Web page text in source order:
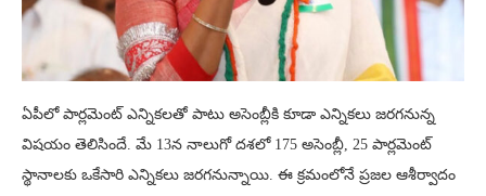
ఏపీలో పార్లమెంట్ ఎన్నికలతో పాటు అసెంబ్లీకి కూడా ఎన్నికలు జరగనున్న
విషయం తెలిసిందే. మే 13న నాలుగో దశలో 175 అసెంబ్లీ, 25 పార్లమెంట్
స్థానాలకు ఒకేసారి ఎన్నికలు జరగనున్నాయి. ఈ క్రమంలోనే ప్రజల ఆశీర్వాదం